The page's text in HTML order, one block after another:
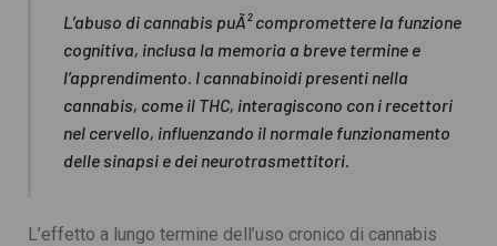
L’abuso di cannabis puÃ² compromettere la funzione
cognitiva, inclusa la memoria a breve termine e
l’apprendimento. I cannabinoidi presenti nella
cannabis, come il THC, interagiscono con i recettori
nel cervello, influenzando il normale funzionamento
delle sinapsi e dei neurotrasmettitori.
L’effetto a lungo termine dell’uso cronico di cannabis